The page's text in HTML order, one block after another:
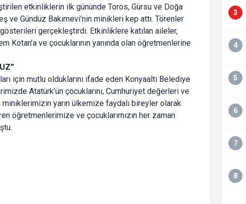
etkinliklerin ilk gününde Toros, Gürsu ve Doğa
ve Gündüz Bakımevi’nin minikleri kep attı. Törenler
gerçekleştirdi. Etkinliklere katılan aileler,
Kotan’a ve çocuklarının yanında olan öğretmenlerine
için mutlu olduklarını ifade eden Konyaaltı Belediye
Atatürk’ün çocuklarını, Cumhuriyet değerleri ve
yarın ülkemize faydalı bireyler olarak
öğretmenlerimize ve çocuklarımızın her zaman
3
4
5
6
7
8